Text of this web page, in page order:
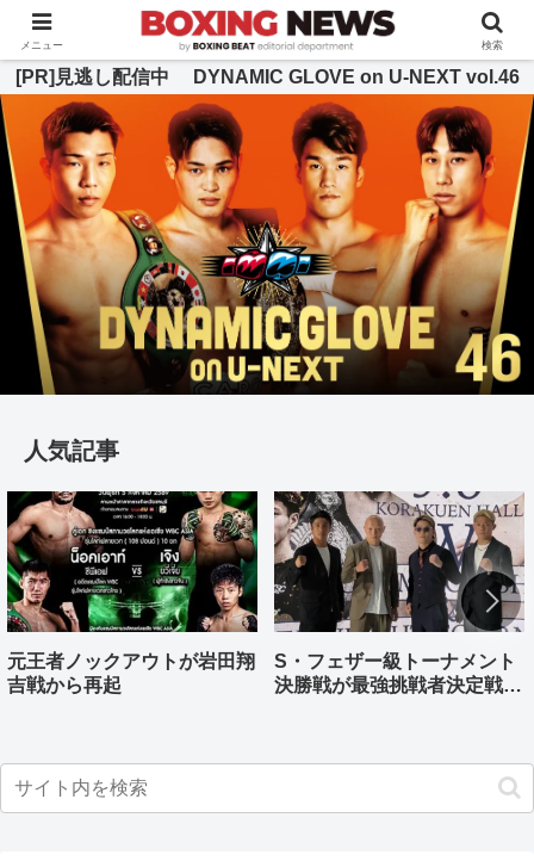
BOXING BEAT [ボクシング・ビート] 公式サイト
[PR]見逃し配信中 DYNAMIC GLOVE on U-NEXT vol.46
人気記事
元王者ノックアウトが岩田翔
吉戦から再起
S・フェザー級トーナメント
決勝戦が最強挑戦者決定戦兼
メニュー 検索